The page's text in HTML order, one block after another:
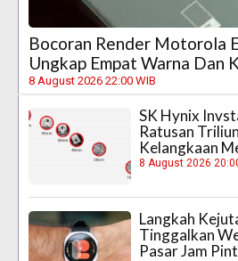
Bocoran Render Motorola
Ungkap Empat Warna Dan
8 August 2026 22:00 WIB
SK Hynix
Ratusan
Kelangkaan
8 August 2026
Langkah
Tinggalkan
Pasar Jam